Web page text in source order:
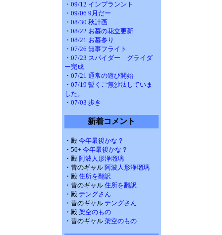
・09/12 インプランント
・09/06 9月だー
・08/30 秋計画
・08/22 お墓の花立更新
・08/21 お墓参り
・07/26 無事フライト
・07/23 スパイダー グライダ
ー完成
・07/21 通常の遊び開始
・07/19 暫くご無沙汰していま
した。
・07/03 歩き
新着コメント
・殿 今年最後かな？
・50+ 今年最後かな？
・殿 阿波人形浄瑠璃
・昔のギャル 阿波人形浄瑠璃
・殿 住所を翻訳
・昔のギャル 住所を翻訳
・殿 テングさん
・昔のギャル テングさん
・殿 架空のもの
・昔のギャル 架空のもの